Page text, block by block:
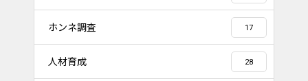
ホンネ調査 17
人材育成 28